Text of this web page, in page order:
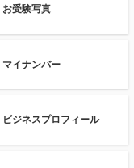
お受験写真
マイナンバー
ビジネスプロフィール